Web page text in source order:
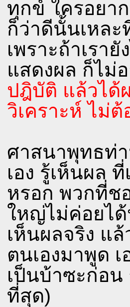
ทุกข์ ใครอยา
ก็ว่าดีนั้นเหล
เพราะถ้าเรา
แสดงผล ก็ไม่
ปฎิบัติ แล้วได้
วิเคราะห์ ไม่ต้
ศาสนาพุทธท่
เอง รู้เห็นผล
หรอก พวกที่ช
ใหญ่ไม่ค่อยไ
เห็นผลจริง แ
ตนเองมาพูด เ
เป็นบ้าซะก่อน
ที่สุด)